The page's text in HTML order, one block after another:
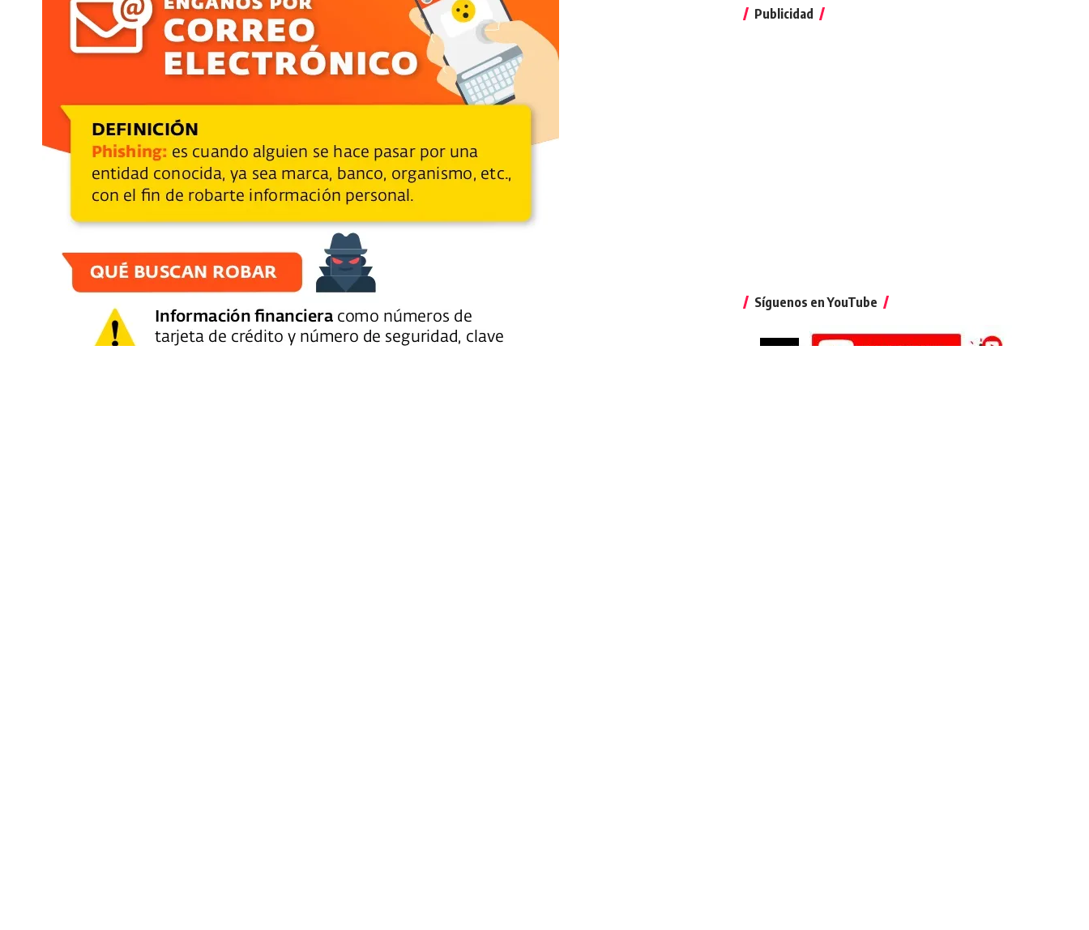
Publicidad
Síguenos en YouTube